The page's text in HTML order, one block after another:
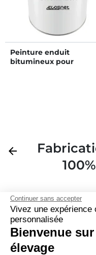
Continuer sans accepter
Vivez une expérience
personnalisée
Bienvenue
élevage
Peinture enduit
bitumineux pour
Précédent
arrow_back